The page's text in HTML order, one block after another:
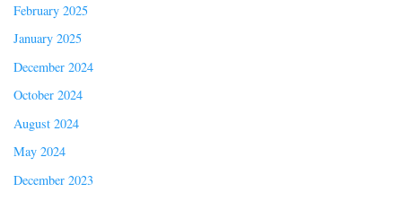
February 2025
January 2025
December 2024
October 2024
August 2024
May 2024
December 2023